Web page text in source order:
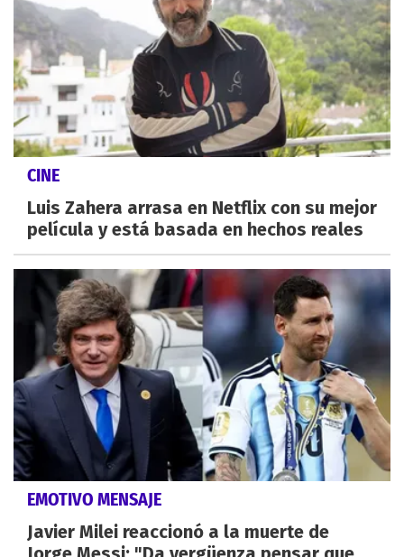
CINE
Luis Zahera arrasa en Netflix con su mejor
película y está basada en hechos reales
EMOTIVO MENSAJE
Javier Milei reaccionó a la muerte de